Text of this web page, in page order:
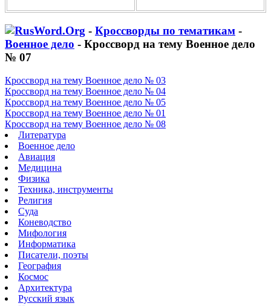
- Кроссворды по тематикам -
Военное дело - Кроссворд на тему Военное дело
№ 07
Кроссворд на тему Военное дело № 03
Кроссворд на тему Военное дело № 04
Кроссворд на тему Военное дело № 05
Кроссворд на тему Военное дело № 01
Кроссворд на тему Военное дело № 08
Литература
Военное дело
Авиация
Медицина
Физика
Техника, инструменты
Религия
Суда
Коневодство
Мифология
Информатика
Писатели, поэты
География
Космос
Архитектура
Русский язык